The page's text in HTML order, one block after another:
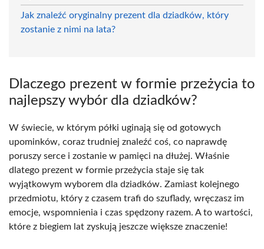
Jak znaleźć oryginalny prezent dla dziadków, który
zostanie z nimi na lata?
Dlaczego prezent w formie przeżycia to
najlepszy wybór dla dziadków?
W świecie, w którym półki uginają się od gotowych
upominków, coraz trudniej znaleźć coś, co naprawdę
poruszy serce i zostanie w pamięci na dłużej. Właśnie
dlatego prezent w formie przeżycia staje się tak
wyjątkowym wyborem dla dziadków. Zamiast kolejnego
przedmiotu, który z czasem trafi do szuflady, wręczasz im
emocje, wspomnienia i czas spędzony razem. A to wartości,
które z biegiem lat zyskują jeszcze większe znaczenie!